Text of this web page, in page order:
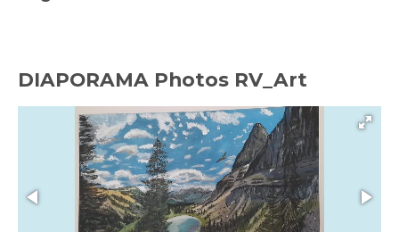
DIAPORAMA Photos RV_Art